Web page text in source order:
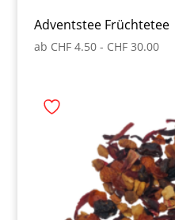
Adventstee Früchtetee
ab CHF4.50- CHF30.00